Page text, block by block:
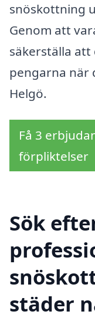
snöskottning
Genom att
säkerställa
pengarna när
Helgö.
Få 3
förpliktelser
Sök
städer